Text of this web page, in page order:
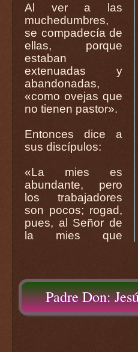
Al ver a las
muchedumbres,
se compadecía de
ellas, porque
estaban
extenuadas y
abandonadas,
«como ovejas que
no tienen pastor».
Entonces dice a
sus discípulos:
«La mies es
abundante, pero
los trabajadores
son pocos; rogad,
pues, al Señor de
la mies que
Padre Don: